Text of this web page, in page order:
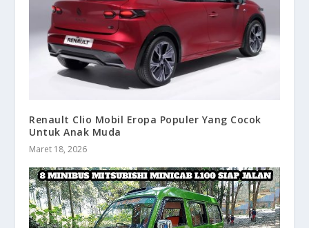
Renault Clio Mobil Eropa Populer Yang Cocok
Untuk Anak Muda
Maret 18, 2026